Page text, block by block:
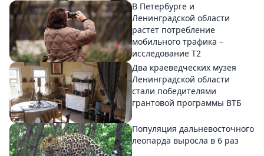
В Петербурге и
Ленинградской области
растет потребление
мобильного трафика –
исследование T2
Два краеведческих музея
Ленинградской области
стали победителями
грантовой программы ВТБ
Популяция дальневосточного
леопарда выросла в 6 раз